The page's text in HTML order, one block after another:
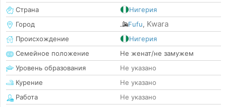
Страна
Нигерия
Город
Fufu, Kwara
Происхождение
Нигерия
Семейное положение
Не женат/не замужем
Уровень образования
Не указано
Курение
Не указано
Работа
Не указано